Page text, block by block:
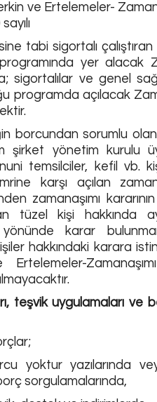
ve Ertelemeler-
tabi sigortalı
yer alacak
sigortalılar ve genel
programda açılacak
borcundan sorumlu
şirket yönetim kurulu
temsilciler, kefil vb.
karşı açılan
zamanaşımı
tüzel kişi hakkında
yönünde karar
hakkındaki karara
Ertelemeler-
teşvik uygulamaları ve
yoktur yazılarında
sorgulamalarında,